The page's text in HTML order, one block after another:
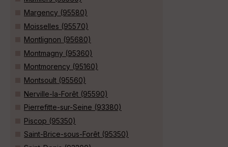
Margency (95580)
Moisselles (95570)
Montlignon (95680)
Montmagny (95360)
Montmorency (95160)
Montsoult (95560)
Nerville-la-Forêt (95590)
Pierrefitte-sur-Seine (93380)
Piscop (95350)
Saint-Brice-sous-Forêt (95350)